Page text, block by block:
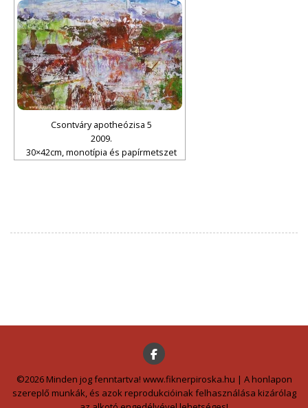
Csontváry apotheózisa 5
2009.
30×42cm, monotípia és papírmetszet
©2026 Minden jog fenntartva! www.fiknerpiroska.hu | A honlapon
szereplő munkák, és azok reprodukcióinak felhasználása kizárólag